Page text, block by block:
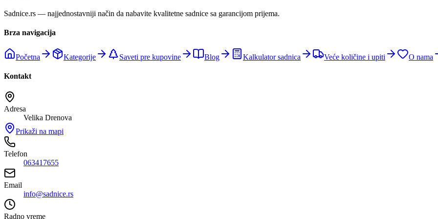
Sadnice.rs — najjednostavniji način da nabavite kvalitetne sadnice sa garancijom prijema.
Brza navigacija
Početna Kategorije Saveti pre kupovine Blog Kalkulator sadnica Veće količine i upiti O nama
Kontakt
Adresa
Velika Drenova
Prikaži na mapi
Telefon
063417655
Email
info@sadnice.rs
Radno vreme